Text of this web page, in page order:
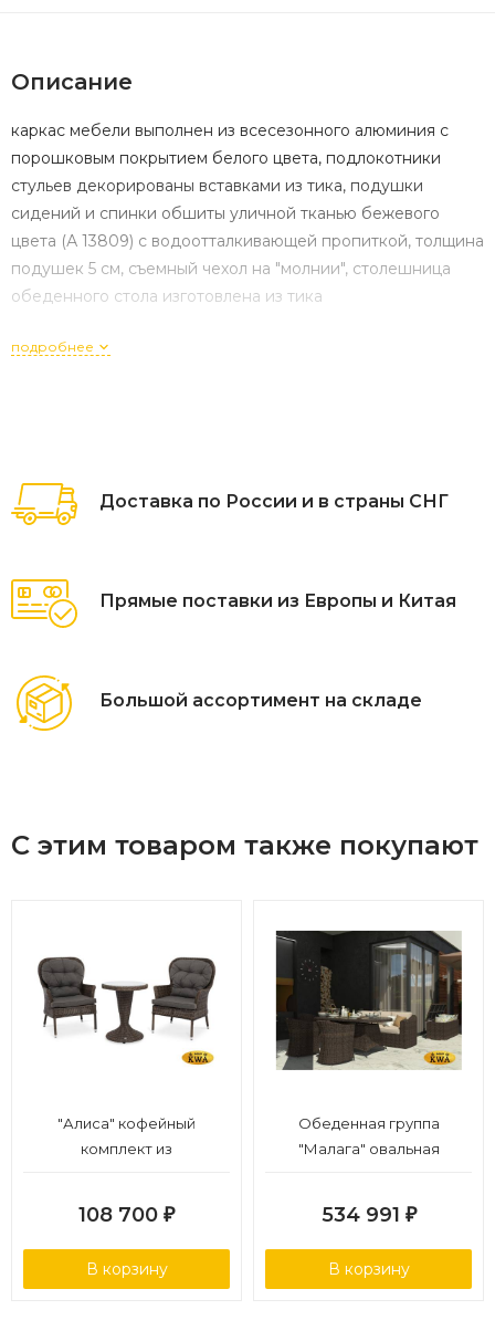
Описание
каркас мебели выполнен из всесезонного алюминия с
порошковым покрытием белого цвета, подлокотники
стульев декорированы вставками из тика, подушки
сидений и спинки обшиты уличной тканью бежевого
цвета (А 13809) с водоотталкивающей пропиткой, толщина
подушек 5 см, съемный чехол на "молнии", столешница
обеденного стола изготовлена из тика
подробнее
Доставка по России и в страны СНГ
Прямые поставки из Европы и Китая
Большой ассортимент на складе
С этим товаром также покупают
"Алиса" кофейный
комплект из
108 700 ₽
В корзину
Обеденная группа
"Малага" овальная
534 991 ₽
В корзину